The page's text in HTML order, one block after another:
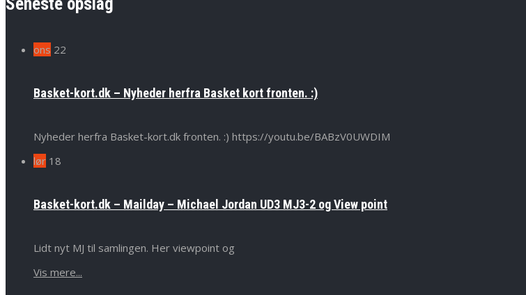
ons 22
Basket-kort.dk – Nyheder herfra Basket kort fronten. :)
Nyheder herfra Basket-kort.dk fronten. :) https://youtu.be/BABzV0UWDIM
lør 18
Basket-kort.dk – Mailday – Michael Jordan UD3 MJ3-2 og View point
Lidt nyt MJ til samlingen. Her viewpoint og
Vis mere...